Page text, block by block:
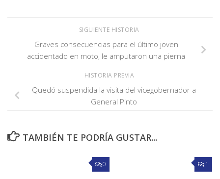
SIGUIENTE HISTORIA
Graves consecuencias para el último joven
accidentado en moto, le amputaron una pierna
HISTORIA PREVIA
Quedó suspendida la visita del vicegobernador a
General Pinto
TAMBIÉN TE PODRÍA GUSTAR...
0 1